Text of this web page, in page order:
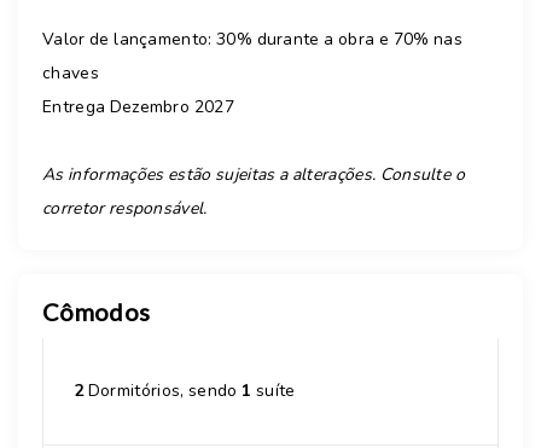
Valor de lançamento: 30% durante a obra e 70% nas
chaves
Entrega Dezembro 2027
As informações estão sujeitas a alterações. Consulte o
corretor responsável.
Cômodos
2Dormitórios, sendo 1 suíte